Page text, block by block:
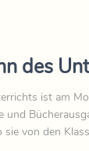
des
ist am
und
von den